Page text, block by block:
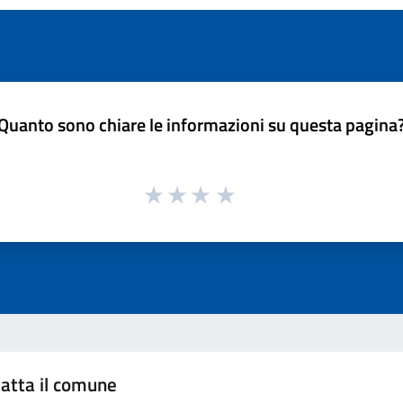
sono chiare le informazioni su questa
il comune